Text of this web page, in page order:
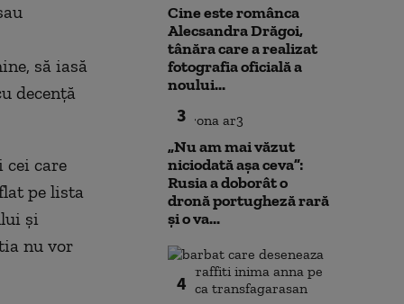
să iasă
decență
cei care
pe lista
și
nu vor
Cine este românca
Alecsandra Drăgoi,
tânăra care a realizat
fotografia oficială a
noului...
3
„Nu am mai văzut
niciodată așa ceva”:
Rusia a doborât o
dronă portugheză rară
și o va...
4